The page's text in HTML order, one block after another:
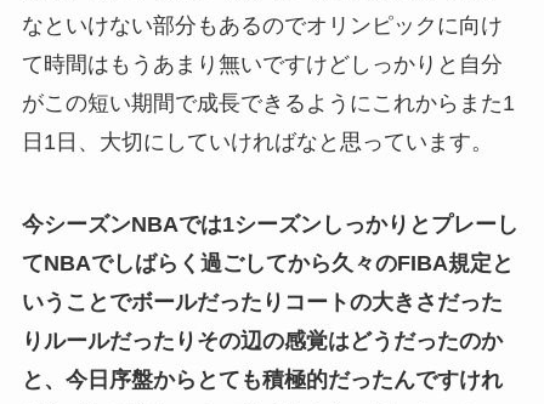
なといけない部分もあるのでオリンピックに向け
て時間はもうあまり無いですけどしっかりと自分
がこの短い期間で成長できるようにこれからまた1
日1日、大切にしていければなと思っています。
今シーズンNBAでは1シーズンしっかりとプレーし
てNBAでしばらく過ごしてから久々のFIBA規定と
いうことでボールだったりコートの大きさだった
りルールだったりその辺の感覚はどうだったのか
と、今日序盤からとても積極的だったんですけれ